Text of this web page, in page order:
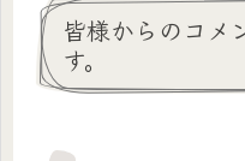
皆様からのコメ
す。